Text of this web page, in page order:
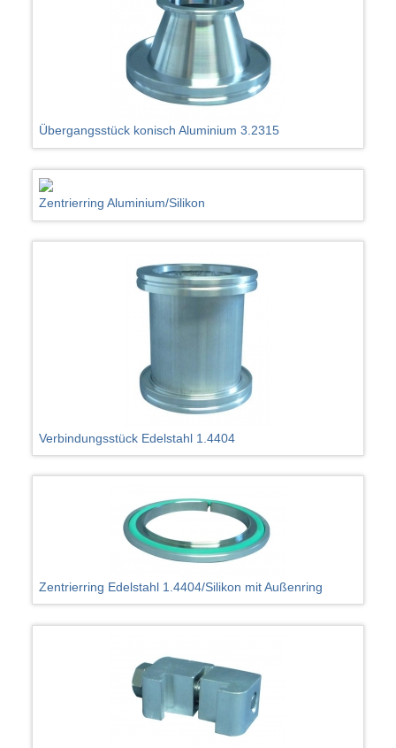
Übergangsstück konisch Aluminium 3.2315
Zentrierring Aluminium/Silikon
Verbindungsstück Edelstahl 1.4404
Zentrierring Edelstahl 1.4404/Silikon mit Außenring